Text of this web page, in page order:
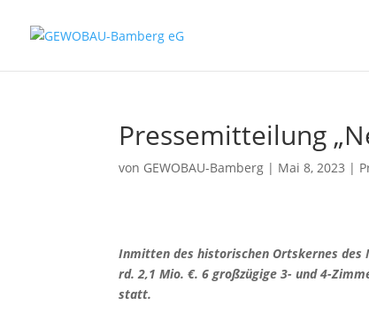
Pressemitteilung
von GEWOBAU-Bamberg | Mai 8, 2023 |
Inmitten des historischen Ortskernes des
rd. 2,1 Mio. €. 6 großzügige 3- und 4-
statt.